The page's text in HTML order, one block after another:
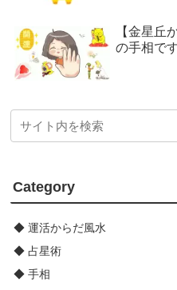
【金星丘
の手相で
Category
◆ 運活からだ風水
◆ 占星術
◆ 手相